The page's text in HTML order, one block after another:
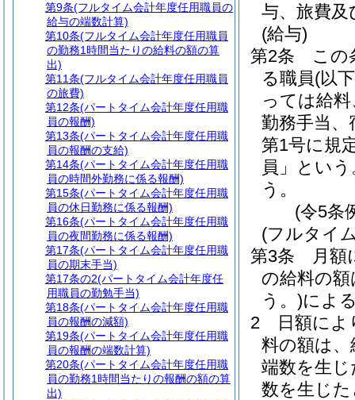
与、旅費
(給与)
第2条
この
る職員(以
っては給
勤務手当、
第1号に規
員」という
う。
(令5条
(フルタイ
第3条
月額
の給料の額
う。)によ
2
日額に
料の額は
端数を生
数を生じ
第9条(フルタイム会計年度任用職員の
給与の端数計算)
第10条(フルタイム会計年度任用職員
の勤務1時間当たりの給料の額の算
出)
第11条(フルタイム会計年度任用職員
の旅費)
第12条(パートタイム会計年度任用職
員の報酬)
第13条(パートタイム会計年度任用職
員の報酬の支給)
第14条(パートタイム会計年度任用職
員の時間外勤務に係る報酬)
第15条(パートタイム会計年度任用職
員の休日勤務に係る報酬)
第16条(パートタイム会計年度任用職
員の夜間勤務に係る報酬)
第17条(パートタイム会計年度任用職
員の期末手当)
第17条の2(パートタイム会計年度任
用職員の勤勉手当)
第18条(パートタイム会計年度任用職
員の報酬の減額)
第19条(パートタイム会計年度任用職
員の報酬の端数計算)
第20条(パートタイム会計年度任用職
員の勤務1時間当たりの報酬の額の算
出)